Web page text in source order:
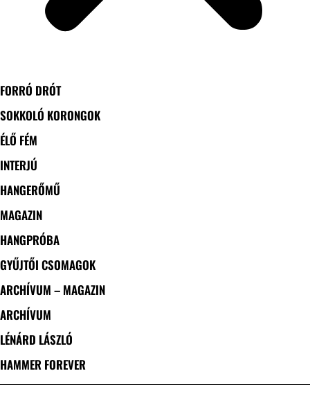
FORRÓ DRÓT
SOKKOLÓ KORONGOK
ÉLŐ FÉM
INTERJÚ
HANGERŐMŰ
MAGAZIN
HANGPRÓBA
GYŰJTŐI CSOMAGOK
ARCHÍVUM – MAGAZIN
ARCHÍVUM
LÉNÁRD LÁSZLÓ
HAMMER FOREVER